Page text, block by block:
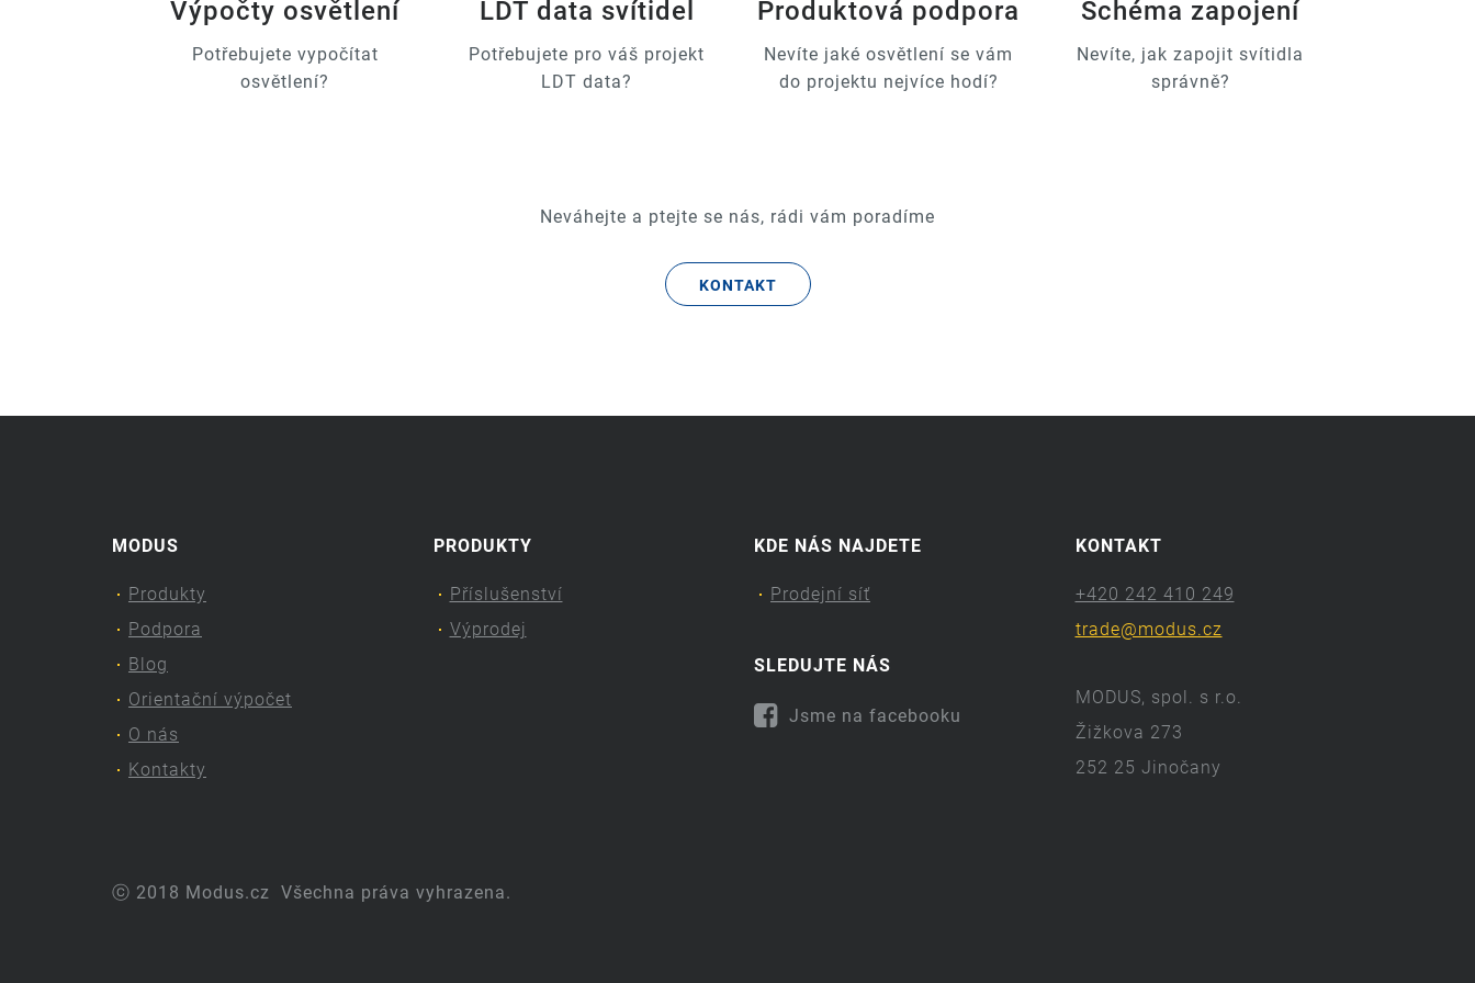
Výpočty osvětlení
Potřebujete vypočítat
osvětlení?
LDT data svítidel
Potřebujete pro váš projekt
LDT data?
Produktová podpora
Nevíte jaké osvětlení se vám
do projektu nejvíce hodí?
Schéma zapojení
Nevíte, jak zapojit svítidla
správně?
Neváhejte a ptejte se nás, rádi vám poradíme
KONTAKT
MODUS
Produkty
Podpora
Blog
Orientační výpočet
O nás
Kontakty
PRODUKTY
Příslušenství
Výprodej
KDE NÁS NAJDETE
Prodejní síť
SLEDUJTE NÁS
Jsme na facebooku
KONTAKT
+420 242 410 249
trade@modus.cz
MODUS, spol. s r.o.
Žižkova 273
252 25 Jinočany
ⓒ 2018 Modus.cz Všechna práva vyhrazena.